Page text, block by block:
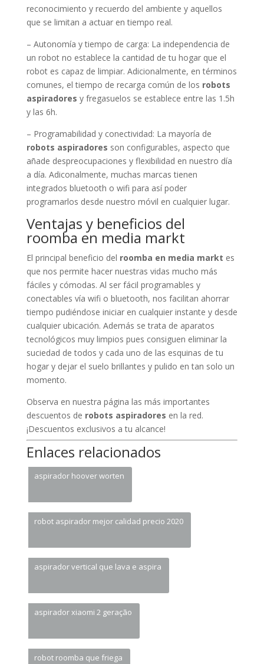
reconocimiento y recuerdo del ambiente y aquellos
que se limitan a actuar en tiempo real.
– Autonomía y tiempo de carga: La independencia de
un robot no establece la cantidad de tu hogar que el
robot es capaz de limpiar. Adicionalmente, en términos
comunes, el tiempo de recarga común de los robots
aspiradores y fregasuelos se establece entre las 1.5h
y las 6h.
– Programabilidad y conectividad: La mayoría de
robots aspiradores son configurables, aspecto que
añade despreocupaciones y flexibilidad en nuestro día
a día. Adiconalmente, muchas marcas tienen
integrados bluetooth o wifi para así poder
programarlos desde nuestro móvil en cualquier lugar.
Ventajas y beneficios del
roomba en media markt
El principal beneficio del roomba en media markt es
que nos permite hacer nuestras vidas mucho más
fáciles y cómodas. Al ser fácil programables y
conectables vía wifi o bluetooth, nos facilitan ahorrar
tiempo pudiéndose iniciar en cualquier instante y desde
cualquier ubicación. Además se trata de aparatos
tecnológicos muy limpios pues consiguen eliminar la
suciedad de todos y cada uno de las esquinas de tu
hogar y dejar el suelo brillantes y pulido en tan solo un
momento.
Observa en nuestra página las más importantes
descuentos de robots aspiradores en la red.
¡Descuentos exclusivos a tu alcance!
Enlaces relacionados
aspirador hoover worten
robot aspirador mejor calidad precio 2020
aspirador vertical que lava e aspira
aspirador xiaomi 2 geração
robot roomba que friega